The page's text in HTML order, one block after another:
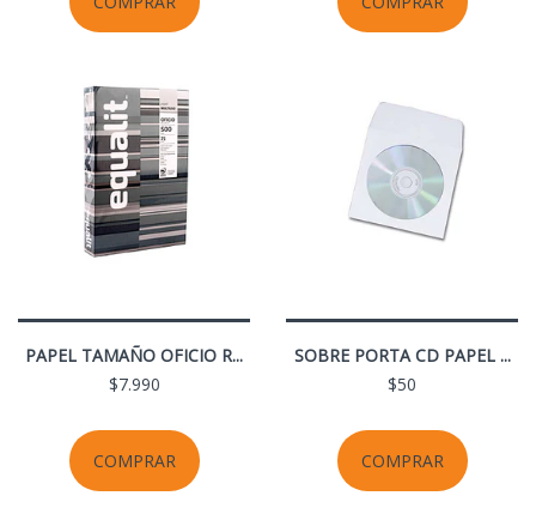
PAPEL TAMAÑO OFICIO R...
$7.990
COMPRAR
SOBRE PORTA CD PAPEL ...
$50
COMPRAR